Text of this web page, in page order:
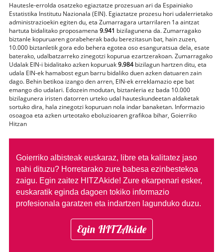
Hautesle-errolda osatzeko egiaztatze prozesuan ari da Espainiako
Estatistika Institutu Nazionala (EIN). Egiaztatze prozesu hori udalerrietako
administrazioekin egiten du, eta Zumarragara urtarrilaren 1a aintzat
hartuta bidalitako proposamena 9.941 bizilagunena da. Zumarragako
biztanle kopuruaren gorabeherak badu berezitasun bat, hain zuzen,
10.000 biztanletik gora edo behera egotea oso esanguratsua dela, esate
baterako, udalbatzarreko zinegotzi kopurua ezartzerakoan. Zumarragako
Udalak EIN-i bidalitako azken kopuruak9.984bizilagun hartzen ditu, eta
udala EIN-ek hamabost egun barru bidaliko duen azken datuaren zain
dago. Behin betikoa izango den arren, EIN-ek erreklamazio epe bat
emango dio udalari. Edozein modutan, biztanleria ez bada 10.000
bizilagunera iristen datorren urteko udal hauteskundeetan aldaketak
sortuko dira, hala zinegotzi kopuruan nola indar banaketan. Informazio
osoagoa eta azken urteotako eboluzioaren grafikoa bihar, Goierriko
Hitzan
Goierriko albisteak euskaraz, libre eta kalitatez jaso
nahi dituzu? Horretarako zure babesa ezinbestekoa
zaigu. Egin zaitez HITZAkide! Zure ekarpenari esker,
euskaratik eginda dagoen tokiko informazio
profesionala garatzen eta indartzen lagunduko duzu.
Egin HITZAkide